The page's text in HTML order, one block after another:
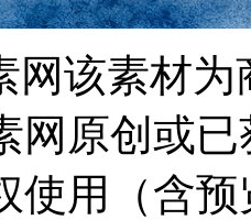
网该素材
网原创或
使用（含